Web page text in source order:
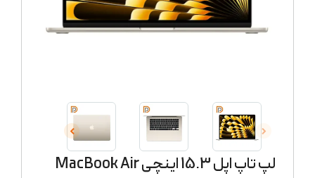
لپ تاپ اپل 15.3 اینچی MacBook Air